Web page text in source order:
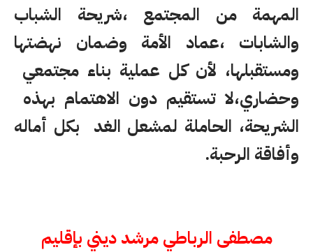
المهمة من المجتمع ،شريحة الشباب
والشابات ،عماد الأمة وضمان نهضتها
ومستقبلها، لأن كل عملية بناء مجتمعي
وحضاري،لا تستقيم دون الاهتمام بهذه
الشريحة، الحاملة لمشعل الغد بكل أماله
وأفاقة الرحبة.
مصطفى الرباطي مرشد ديني بإقليم